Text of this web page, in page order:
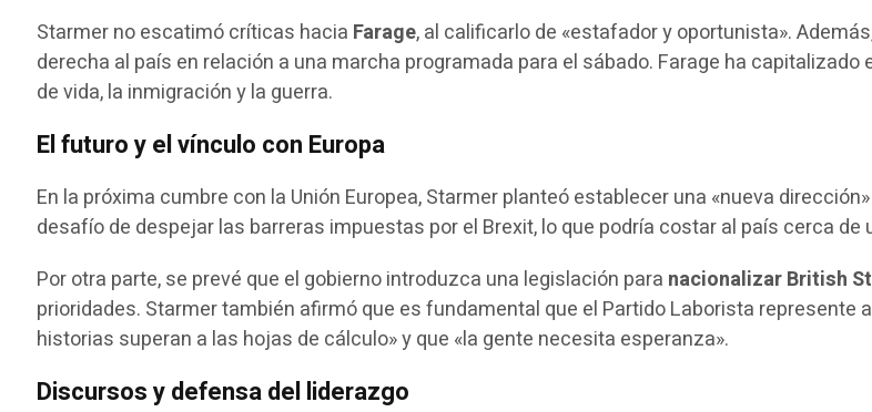
Starmer no escatimó críticas hacia Farage, al calificarlo de «estafador y oportunista».
derecha al país en relación a una marcha programada para el sábado. Farage ha
de vida, la inmigración y la guerra.
El futuro y el vínculo con Europa
En la próxima cumbre con la Unión Europea, Starmer planteó establecer una «nueva
desafío de despejar las barreras impuestas por el Brexit, lo que podría costar al país cerca
Por otra parte, se prevé que el gobierno introduzca una legislación para nacionalizar British
prioridades. Starmer también afirmó que es fundamental que el Partido Laborista represente
historias superan a las hojas de cálculo» y que «la gente necesita esperanza».
Discursos y defensa del liderazgo